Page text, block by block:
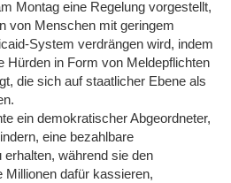
Montag eine Regelung vorgestellt,
von Menschen mit geringem
System verdrängen wird, indem
Hürden in Form von Meldepflichten
die sich auf staatlicher Ebene als
ein demokratischer Abgeordneter,
eine bezahlbare
während sie den
Millionen dafür kassieren,